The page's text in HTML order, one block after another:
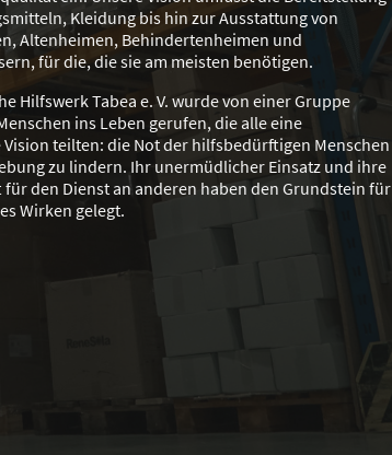
Kleidung bis hin zur Ausstattung von
Altenheimen, Behindertenheimen und
für die, die sie am meisten benötigen.
Hilfswerk Tabea e. V. wurde von einer Gruppe
ins Leben gerufen, die alle eine
Vision teilten: die Not der hilfsbedürftigen Menschen
zu lindern. Ihr unermüdlicher Einsatz und ihre
für den Dienst an anderen haben den Grundstein für
Wirken gelegt.